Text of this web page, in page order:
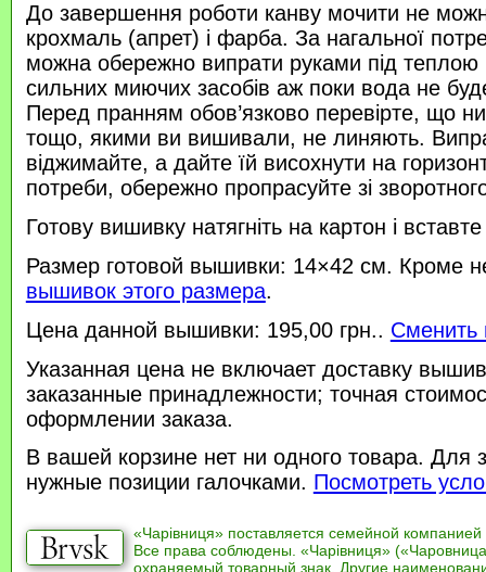
До завершення роботи канву мочити не
крохмаль (апрет) і фарба. За нагальної
можна обережно випрати руками під
сильних миючих засобів аж поки вода не
Перед пранням обов’язково перевірте, що
тощо, якими ви вишивали, не линяють.
віджимайте, а дайте їй висохнути на
потреби, обережно пропрасуйте зі
Готову вишивку натягніть на картон і
Размер готовой вышивки: 14×42 см. Кроме
вышивок этого размера.
Цена данной вышивки: 195,00 грн.. Сменить
Указанная цена не включает доставку
заказанные принадлежности; точная
оформлении заказа.
В вашей корзине нет ни одного товара. Для
нужные позиции галочками. Посмотреть
«Чарівниця» поставляется семейной компанией
Все права соблюдены. «Чарівниця»
охраняемый товарный знак. Другие